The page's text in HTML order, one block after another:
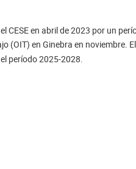
CESE en abril de 2023 por un
(OIT) en Ginebra en noviembre.
período 2025-2028.